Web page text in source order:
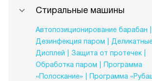
Стиральные машины
Автопозиционирование барабан
Дезинфекция паром
Дисплей
Защита от протечек
Обработка паром
Программа
«Полоскание»
Программа